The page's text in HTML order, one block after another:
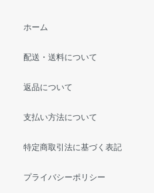
ホーム
配送・送料について
返品について
支払い方法について
特定商取引法に基づく表記
プライバシーポリシー